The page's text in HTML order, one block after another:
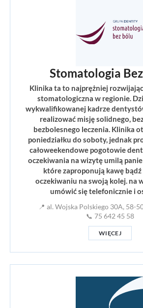
Stomatologia
Klinika ta to najprężniej
stomatologiczna w regionie.
wykwalifikowanej kadrze
realizować misję solidnego,
bezbolesnego leczenia. Klinika
poniedziałku do soboty, jednak
całoweekendowe pogotowie
oczekiwania na wizytę umilą
które zaproponują kawę
oczekiwaniu na swoją kolej. na
umówić się telefonicznie i
📍 al. Wojska Polskiego 30A, 58-
📞 75 642 45 58
WIĘCEJ